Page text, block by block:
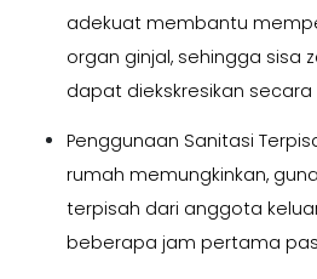
adekuat membantu
organ ginjal, sehingga sisa
dapat diekskresikan
Penggunaan Sanitasi
rumah memungkinkan,
terpisah dari anggota
beberapa jam pertama